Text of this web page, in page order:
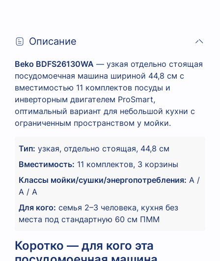
Описание
Beko BDFS26130WA — узкая отдельно стоящая
посудомоечная машина шириной 44,8 см с
вместимостью 11 комплектов посуды и
инверторным двигателем ProSmart,
оптимальный вариант для небольшой кухни с
ограниченным пространством у мойки.
Тип: узкая, отдельно стоящая, 44,8 см
Вместимость: 11 комплектов, 3 корзины
Классы мойки/сушки/энергопотребления: A /
A / A
Для кого: семья 2–3 человека, кухня без
места под стандартную 60 см ПММ
Коротко — для кого эта